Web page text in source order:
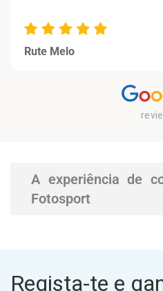
Rute Melo
A experiência de
Fotosport
Regista-te e